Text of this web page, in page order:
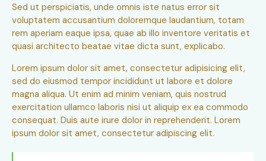
Sed ut perspiciatis, unde omnis iste natus error sit
voluptatem accusantium doloremque laudantium, totam
rem aperiam eaque ipsa, quae ab illo inventore veritatis et
quasi architecto beatae vitae dicta sunt, explicabo.
Lorem ipsum dolor sit amet, consectetur adipisicing elit,
sed do eiusmod tempor incididunt ut labore et dolore
magna aliqua. Ut enim ad minim veniam, quis nostrud
exercitation ullamco laboris nisi ut aliquip ex ea commodo
consequat. Duis aute irure dolor in reprehenderit. Lorem
ipsum dolor sit amet, consectetur adipiscing elit.